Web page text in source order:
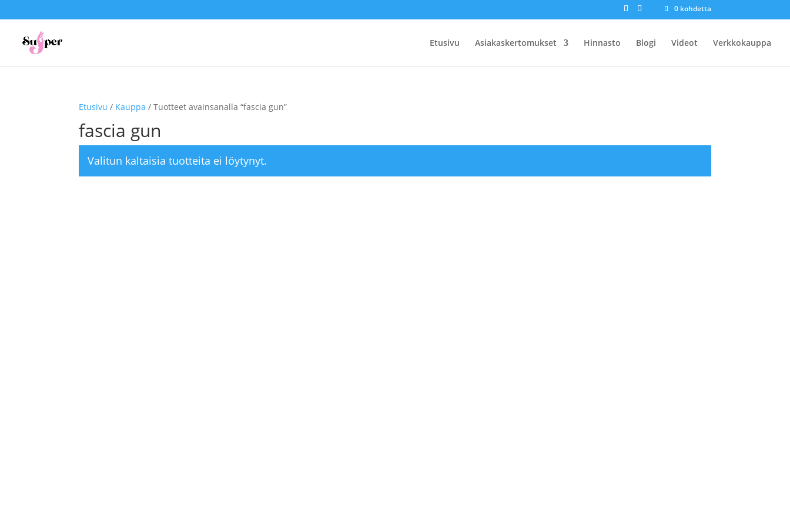
0 kohdetta
Etusivu Asiakaskertomukset Hinnasto Blogi Videot Verkkokauppa
Etusivu / Kauppa / Tuotteet avainsanalla “fascia gun”
fascia gun
Valitun kaltaisia tuotteita ei löytynyt.